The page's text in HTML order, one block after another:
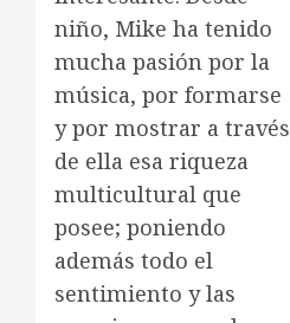
niño, Mike ha tenido
mucha pasión por la
música, por formarse
y por mostrar a través
de ella esa riqueza
multicultural que
posee; poniendo
además todo el
sentimiento y las